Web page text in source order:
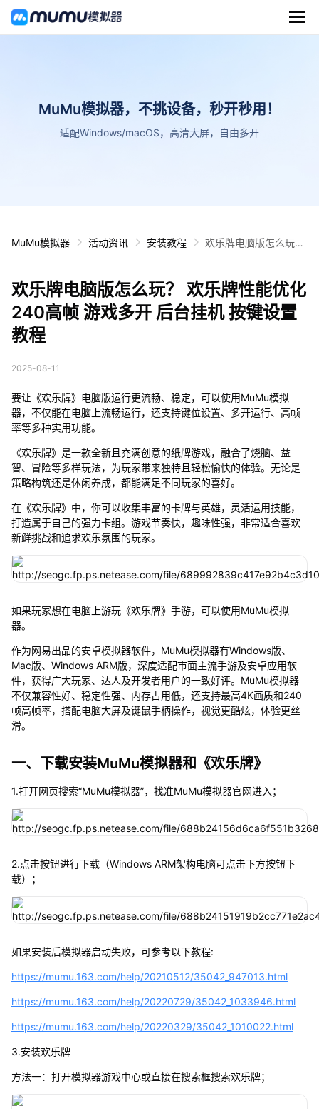
MuMu模拟器，不挑设备，秒开秒用！
适配Windows/macOS，高清大屏，自由多开
MuMu模拟器 活动资讯 安装教程
欢乐牌电脑版怎么玩？
按键设置教程
欢乐牌电脑版怎么玩？ 欢乐牌性能优化
240高帧 游戏多开 后台挂机 按键设置
教程
2025-08-11
要让《欢乐牌》电脑版运行更流畅、稳定，可以使用MuMu模拟
器，不仅能在电脑上流畅运行，还支持键位设置、多开运行、高帧
率等多种实用功能。
《欢乐牌》是一款全新且充满创意的纸牌游戏，融合了烧脑、益
智、冒险等多样玩法，为玩家带来独特且轻松愉快的体验。无论是
策略构筑还是休闲养成，都能满足不同玩家的喜好。
在《欢乐牌》中，你可以收集丰富的卡牌与英雄，灵活运用技能，
打造属于自己的强力卡组。游戏节奏快，趣味性强，非常适合喜欢
新鲜挑战和追求欢乐氛围的玩家。
如果玩家想在电脑上游玩《欢乐牌》手游，可以使用MuMu模拟
器。
作为网易出品的安卓模拟器软件，MuMu模拟器有Windows版、
Mac版、Windows ARM版，深度适配市面主流手游及安卓应用软
件，获得广大玩家、达人及开发者用户的一致好评。MuMu模拟器
不仅兼容性好、稳定性强、内存占用低，还支持最高4K画质和240
帧高帧率，搭配电脑大屏及键鼠手柄操作，视觉更酷炫，体验更丝
滑。
一、下载安装MuMu模拟器和《欢乐牌》
1.打开网页搜索“MuMu模拟器”，找准MuMu模拟器官网进入；
2.点击按钮进行下载（Windows ARM架构电脑可点击下方按钮下
载）；
如果安装后模拟器启动失败，可参考以下教程:
https://mumu.163.com/help/20210512/35042_947013.html
https://mumu.163.com/help/20220729/35042_1033946.html
https://mumu.163.com/help/20220329/35042_1010022.html
3.安装欢乐牌
方法一：打开模拟器游戏中心或直接在搜索框搜索欢乐牌；